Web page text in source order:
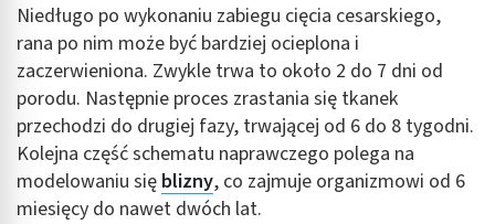
Niedługo po wykonaniu zabiegu cięcia cesarskiego,
rana po nim może być bardziej ocieplona i
zaczerwieniona. Zwykle trwa to około 2 do 7 dni od
porodu. Następnie proces zrastania się tkanek
przechodzi do drugiej fazy, trwającej od 6 do 8 tygodni.
Kolejna część schematu naprawczego polega na
modelowaniu się blizny, co zajmuje organizmowi od 6
miesięcy do nawet dwóch lat.